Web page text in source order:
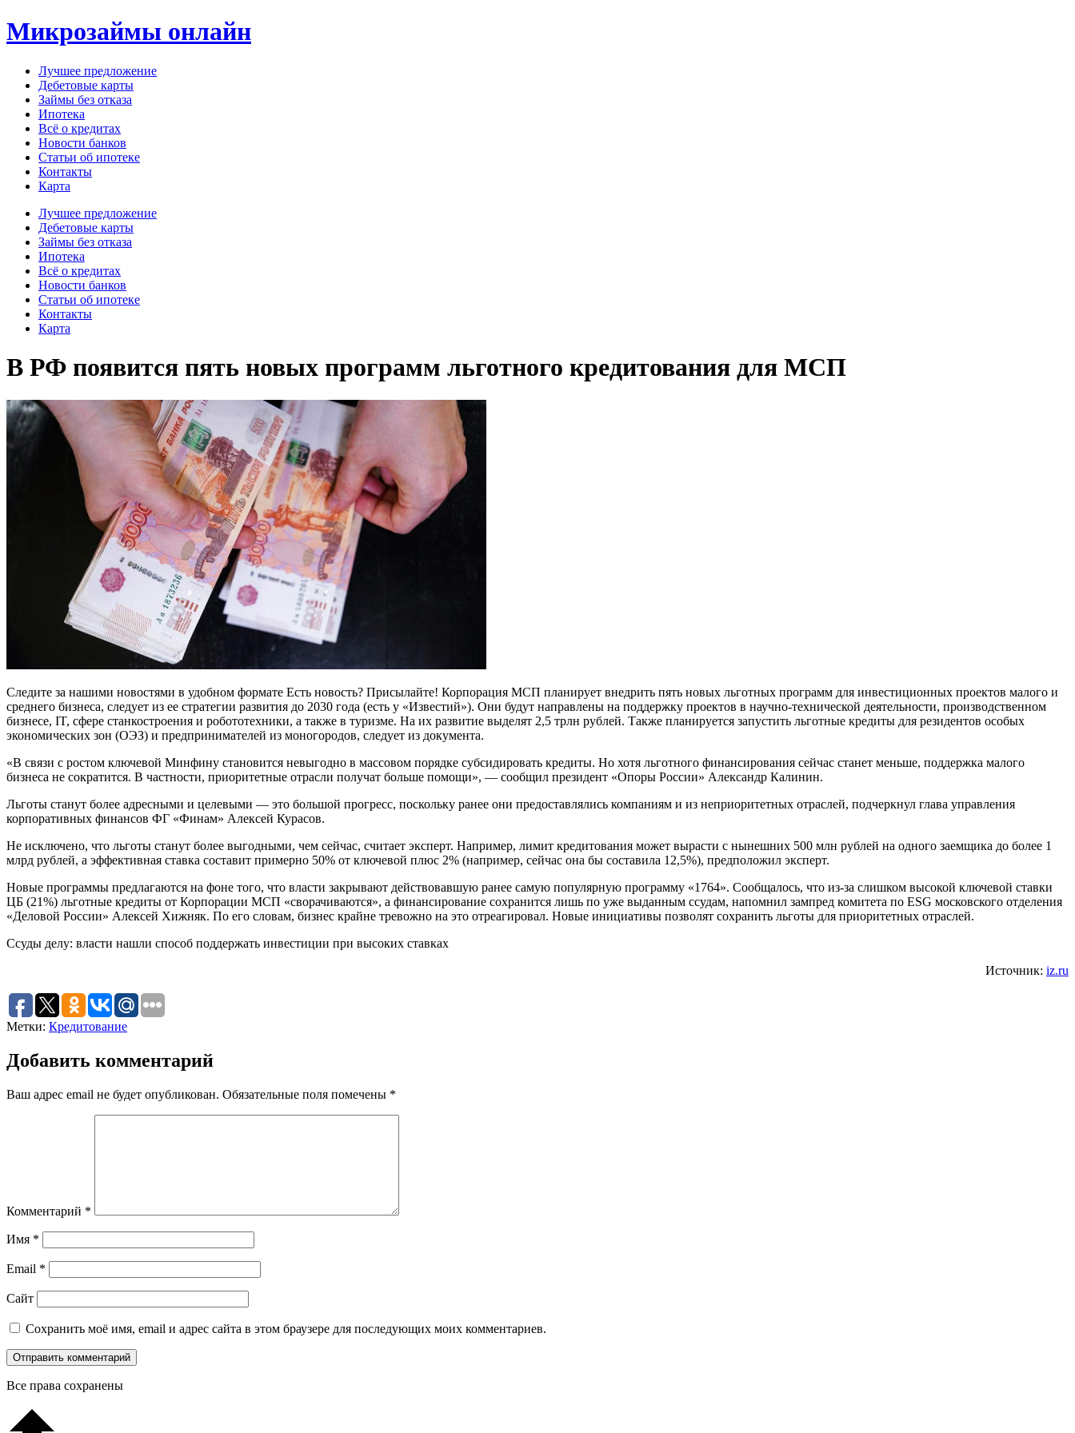
Перейти
к
Микрозаймы онлайн
Лучшее предложение
Дебетовые карты
Займы без отказа
Ипотека
Всё о кредитах
Новости банков
Статьи об ипотеке
Контакты
Карта
Меню Лучшее предложение
Дебетовые карты
Займы без отказа
Ипотека
Всё о кредитах
Новости банков
Статьи об ипотеке
Контакты
Карта
В РФ появится пять новых программ льготного кредитования для МСП
Следите за нашими новостями в удобном формате Есть новость? Присылайте! Корпорация МСП планирует внедрить пять новых льготных программ для инвестиционных проектов малого и
среднего бизнеса, следует из ее стратегии развития до 2030 года (есть у «Известий»). Они будут направлены на поддержку проектов в научно-технической деятельности, производственном
бизнесе, IT, сфере станкостроения и робототехники, а также в туризме. На их развитие выделят 2,5 трлн рублей. Также планируется запустить льготные кредиты для резидентов особых
экономических зон (ОЭЗ) и предпринимателей из моногородов, следует из документа.
«В связи с ростом ключевой Минфину становится невыгодно в массовом порядке субсидировать кредиты. Но хотя льготного финансирования сейчас станет меньше, поддержка малого
бизнеса не сократится. В частности, приоритетные отрасли получат больше помощи», — сообщил президент «Опоры России» Александр Калинин.
Льготы станут более адресными и целевыми — это большой прогресс, поскольку ранее они предоставлялись компаниям и из неприоритетных отраслей, подчеркнул глава управления
корпоративных финансов ФГ «Финам» Алексей Курасов.
Не исключено, что льготы станут более выгодными, чем сейчас, считает эксперт. Например, лимит кредитования может вырасти с нынешних 500 млн рублей на одного заемщика до более 1
млрд рублей, а эффективная ставка составит примерно 50% от ключевой плюс 2% (например, сейчас она бы составила 12,5%), предположил эксперт.
Новые программы предлагаются на фоне того, что власти закрывают действовавшую ранее самую популярную программу «1764». Сообщалось, что из-за слишком высокой ключевой ставки
ЦБ (21%) льготные кредиты от Корпорации МСП «сворачиваются», а финансирование сохранится лишь по уже выданным ссудам, напомнил зампред комитета по ESG московского отделения
«Деловой России» Алексей Хижняк. По его словам, бизнес крайне тревожно на это отреагировал. Новые инициативы позволят сохранить льготы для приоритетных отраслей.
Ссуды делу: власти нашли способ поддержать инвестиции при высоких ставках
Источник: iz.ru
Метки: Кредитование
Добавить комментарий
Ваш адрес email не будет опубликован. Обязательные поля помечены *
Комментарий *
Имя *
Email *
Сайт
Сохранить моё имя, email и адрес сайта в этом браузере для последующих моих комментариев.
Все права сохранены